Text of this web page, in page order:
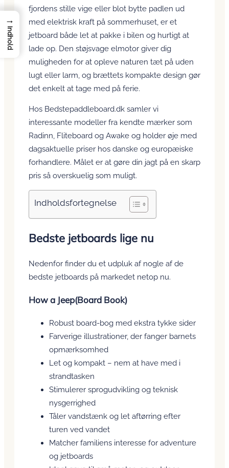
fjordens stille vige eller blot bytte padlen ud
med elektrisk kraft på sommerhuset, er et
jetboard både let at pakke i bilen og hurtigt at
lade op. Den støjsvage elmotor giver dig
muligheden for at opleve naturen tæt på uden
lugt eller larm, og brættets kompakte design gør
det enkelt at tage med på ferie.
Hos Bedstepaddleboard.dk samler vi
interessante modeller fra kendte mærker som
Radinn, Fliteboard og Awake og holder øje med
dagsaktuelle priser hos danske og europæiske
forhandlere. Målet er at gøre din jagt på en skarp
pris så overskuelig som muligt.
Indholdsfortegnelse
Bedste jetboards lige nu
Nedenfor finder du et udpluk af nogle af de
bedste jetboards på markedet netop nu.
How a Jeep(Board Book)
Robust board-bog med ekstra tykke sider
Farverige illustrationer, der fanger barnets
opmærksomhed
Let og kompakt – nem at have med i
strandtasken
Stimulerer sprogudvikling og teknisk
nysgerrighed
Tåler vandstænk og let aftørring efter
turen ved vandet
Matcher familiens interesse for adventure
og jetboards
→
Indhold